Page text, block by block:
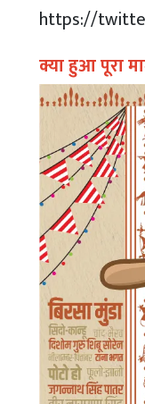
https://
क्या हुआ पूरा